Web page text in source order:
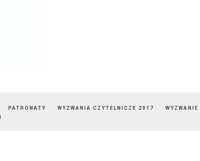
PATRONATY WYZWANIA CZYTELNICZE 2017
WYZWANIE